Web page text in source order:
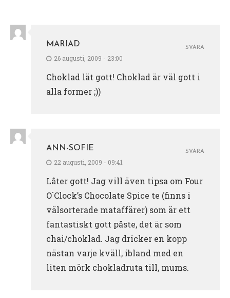
MARIAD
26 augusti, 2009 - 23:00
Choklad lät gott! Choklad är väl gott i
alla former ;))
SVARA
ANN-SOFIE
22 augusti, 2009 - 09:41
Låter gott! Jag vill även tipsa om Four
O´Clock’s Chocolate Spice te (finns i
välsorterade mataffärer) som är ett
fantastiskt gott påste, det är som
chai/choklad. Jag dricker en kopp
nästan varje kväll, ibland med en
liten mörk chokladruta till, mums.
SVARA